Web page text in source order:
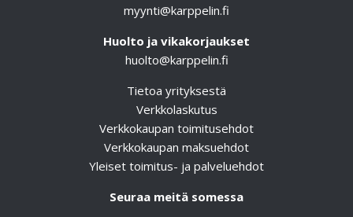
myynti@karppelin.fi
Huolto ja vikakorjaukset
huolto@karppelin.fi
Tietoa yrityksestä
Verkkolaskutus
Verkkokaupan toimitusehdot
Verkkokaupan maksuehdot
Yleiset toimitus- ja palveluehdot
Seuraa meitä somessa